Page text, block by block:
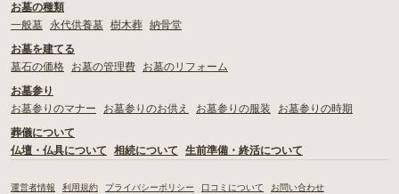
お墓の種類
一般墓
永代供養墓 樹木葬 納骨堂
お墓を建てる
墓石の価格
お墓の管理費
お墓のリフォーム
お墓参り
お墓参りのマナー
お墓参りのお供え お墓参りの服装
お墓参りの時期
葬儀について
仏壇・仏具について
相続について 生前準備・終活について
運営者情報 利用規約 プライバシーポリシー 口コミについて お問い合わせ